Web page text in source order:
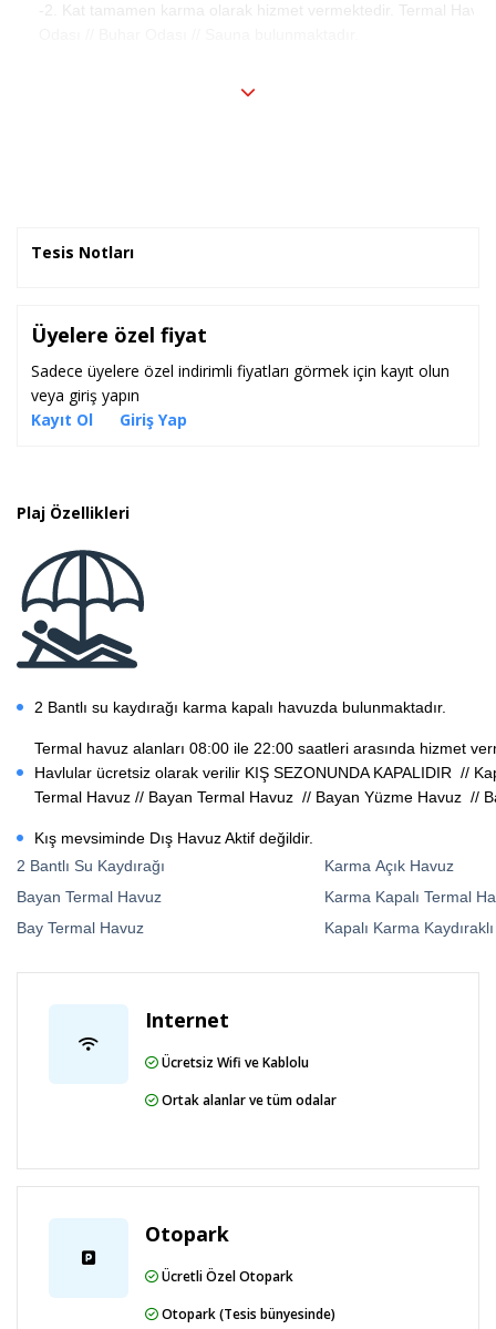
-2. Kat tamamen karma olarak hizmet vermektedir. Termal
Tesis Notları
Üyelere özel fiyat
Sadece üyelere özel indirimli fiyatları görmek için kayıt olun
veya giriş yapın
Kayıt Ol
Giriş Yap
Plaj Özellikleri
2 Bantlı su kaydırağı karma kapalı havuzda bulunmaktadır.
Termal havuz alanları 08:00 ile 22:00 saatleri arasında hizmet
Havlular ücretsiz olarak verilir KIŞ SEZONUNDA KAPALIDIR //
Termal Havuz // Bayan Termal Havuz // Bayan Yüzme Havuz //
Kış mevsiminde Dış Havuz Aktif değildir.
2 Bantlı Su Kaydırağı
Bayan Termal Havuz
Bay Termal Havuz
Karma Açık Havuz
Karma Kapalı Termal
Kapalı Karma
Internet
Ücretsiz Wifi ve Kablolu
Ortak alanlar ve tüm odalar
Otopark
Ücretli Özel Otopark
Otopark (Tesis bünyesinde)